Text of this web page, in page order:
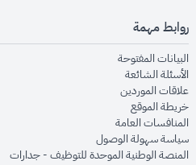
روابط مهمة
البيانات المفتوحةopens in new window
الأسئلة الشائعةopens in new window
علاقات الموردينopens in new window
خريطة الموقعopens in new window
المنافسات العامةopens in new window
سياسة سهولة الوصولin new window
المنصة الوطنية الموحدة للتوظيف - جدارات